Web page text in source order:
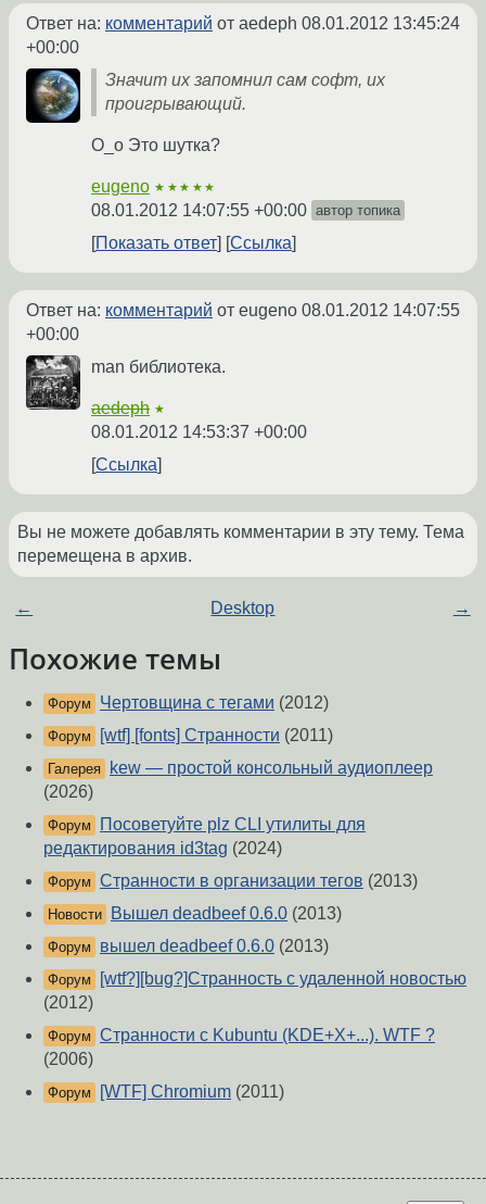
Ответ на: комментарий от aedeph 08.01.2012 13:45:24
+00:00
Значит их запомнил сам софт, их
проигрывающий.
O_o Это шутка?
eugeno ★★★★★
08.01.2012 14:07:55 +00:00 автор топика
Показать ответ Ссылка
Ответ на: комментарий от eugeno 08.01.2012 14:07:55
+00:00
man библиотека.
aedeph ★
08.01.2012 14:53:37 +00:00
Ссылка
Вы не можете добавлять комментарии в эту тему. Тема
перемещена в архив.
← Desktop →
Похожие темы
Форум Чертовщина с тегами (2012)
Форум [wtf] [fonts] Странности (2011)
Галерея
kew — простой консольный аудиоплеер
(2026)
Форум
Посоветуйте plz CLI утилиты для
редактирования id3tag (2024)
Форум Странности в организации тегов (2013)
Новости Вышел deadbeef 0.6.0 (2013)
Форум вышел deadbeef 0.6.0 (2013)
Форум
[wtf?][bug?]Странность с удаленной новостью
(2012)
Форум Странности с Kubuntu (KDE+X+...). WTF ?
(2006)
Форум [WTF] Chromium (2011)